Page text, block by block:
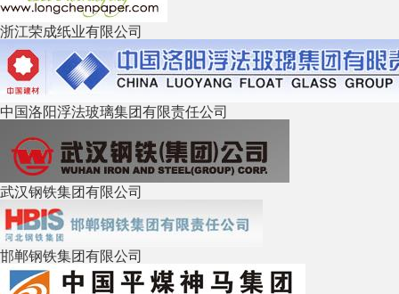
浙江荣成纸业有限公司
中国洛阳浮法玻璃集团有限责任公司
武汉钢铁集团有限公司
邯郸钢铁集团有限公司